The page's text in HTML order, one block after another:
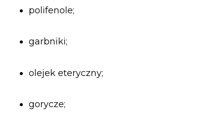
polifenole;
garbniki;
olejek eteryczny;
gorycze;